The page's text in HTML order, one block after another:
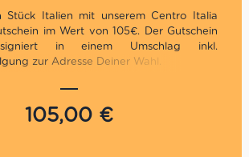
Stück Italien mit unserem Centro Italia
im Wert von 105€. Der Gutschein
in einem Umschlag inkl.
zur Adresse Deiner Wahl.
Online Shop
Supermercati & Weinhandlungen:
Marienfelde & Prenzlauer Berg
105,00 €